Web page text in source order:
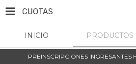
CUOTAS
INICIO PRODUCTOS
PREINSCRIPCIONES INGRESANTES